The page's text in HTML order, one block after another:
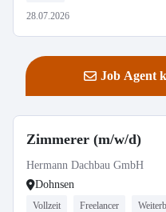
28.07.2026
Job Agent
Zimmerer (m/w/d)
Hermann Dachbau GmbH
Dohnsen
Vollzeit Freelancer